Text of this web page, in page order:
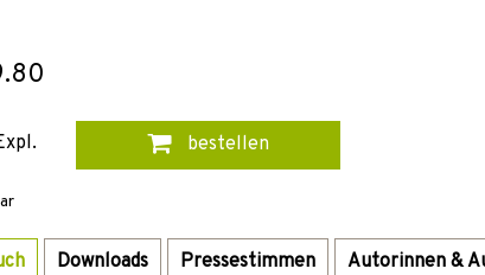
bestellen
Downloads Pressestimmen Autorinnen &